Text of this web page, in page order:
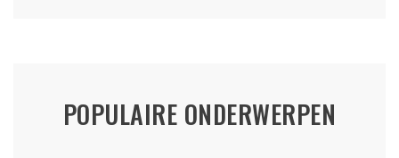
POPULAIRE ONDERWERPEN